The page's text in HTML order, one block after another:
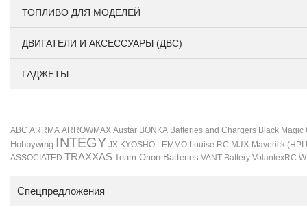
ТОПЛИВО ДЛЯ МОДЕЛЕЙ
ДВИГАТЕЛИ И АКСЕССУАРЫ (ДВС)
ГАДЖЕТЫ
ABC ARRMA ARROWMAX Austar BONKA Batteries and Chargers Black Magic
Hobbywing INTEGY JX KYOSHO LEMMO Louise RC MJX Maverick (HPI
ASSOCIATED TRAXXAS Team Orion Batteries VANT Battery VolantexRC
Спецпредложения